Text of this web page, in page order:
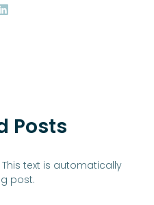
Posts
text is automatically
post.